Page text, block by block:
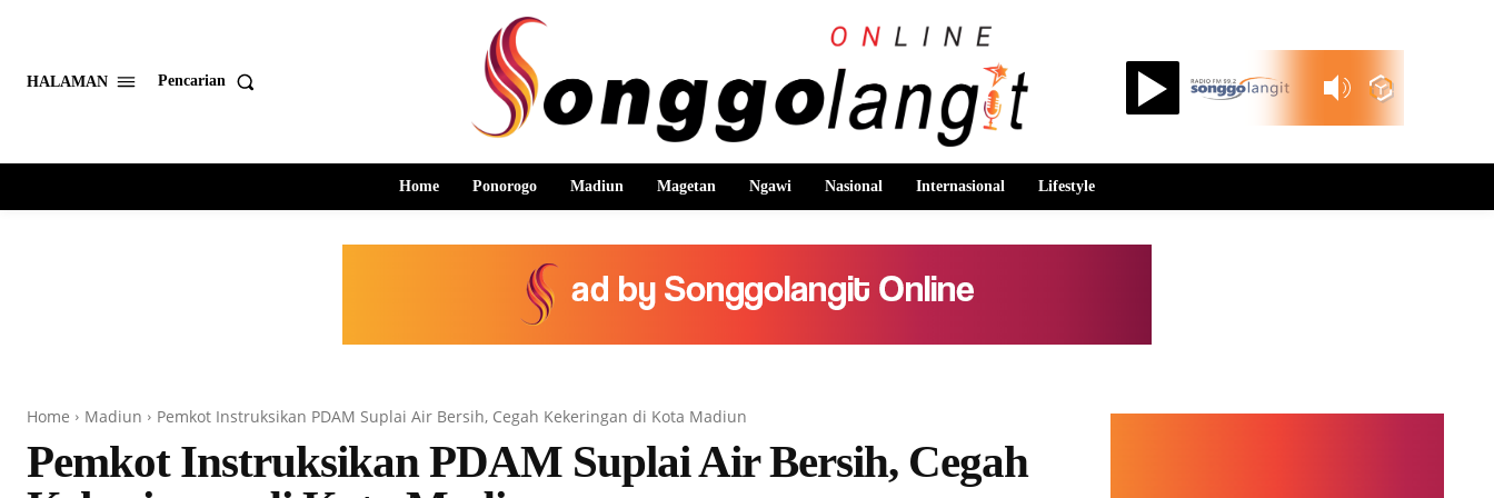
HALAMAN Pencarian
Home Ponorogo Madiun Magetan Ngawi Nasional Internasional Lifestyle
Home Madiun Pemkot Instruksikan PDAM Suplai Air Bersih, Cegah Kekeringan di Kota Madiun
Pemkot Instruksikan PDAM Suplai Air Bersih, Cegah